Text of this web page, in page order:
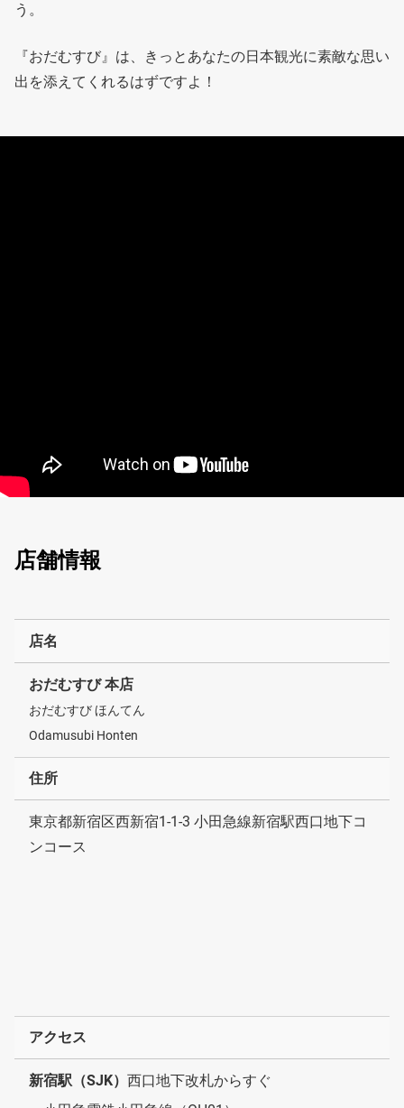
う。
『おだむすび』は、きっとあなたの日本観光に素敵な思い
出を添えてくれるはずですよ！
店舗情報
店名
おだむすび 本店
おだむすび ほんてん
Odamusubi Honten
住所
東京都新宿区西新宿1-1-3 小田急線新宿駅西口地下コ
ンコース
アクセス
新宿駅（SJK） 西口地下改札からすぐ